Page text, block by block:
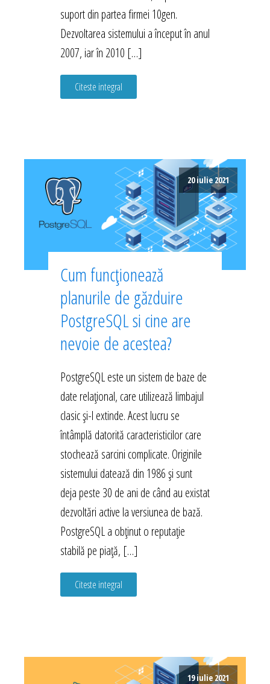
suport din partea firmei 10gen.
Dezvoltarea sistemului a început în anul
2007, iar în 2010 […]
Citeste integral
20 iulie 2021
Cum funcționează
planurile de găzduire
PostgreSQL si cine are
nevoie de acestea?
PostgreSQL este un sistem de baze de
date relațional, care utilizează limbajul
clasic și-l extinde. Acest lucru se
întâmplă datorită caracteristicilor care
stochează sarcini complicate. Originile
sistemului datează din 1986 și sunt
deja peste 30 de ani de când au existat
dezvoltări active la versiunea de bază.
PostgreSQL a obținut o reputație
stabilă pe piață, […]
Citeste integral
19 iulie 2021